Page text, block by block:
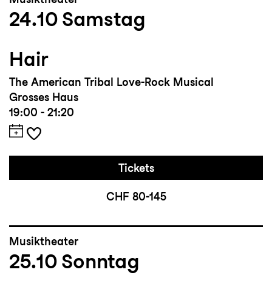
24.10 Samstag
Hair
The American Tribal Love-Rock Musical
Grosses Haus
19:00 - 21:20
Tickets
CHF 80-145
Musiktheater
25.10 Sonntag